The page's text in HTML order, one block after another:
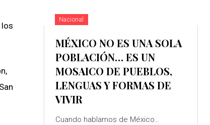
Nacional
MÉXICO NO ES UNA SOLA
POBLACIÓN… ES UN
MOSAICO DE PUEBLOS,
LENGUAS Y FORMAS DE
VIVIR
Cuando hablamos de México…